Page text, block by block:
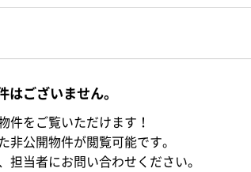
はございません。
件をご覧いただけます！
公開物件が閲覧可能です。
当者にお問い合わせください。